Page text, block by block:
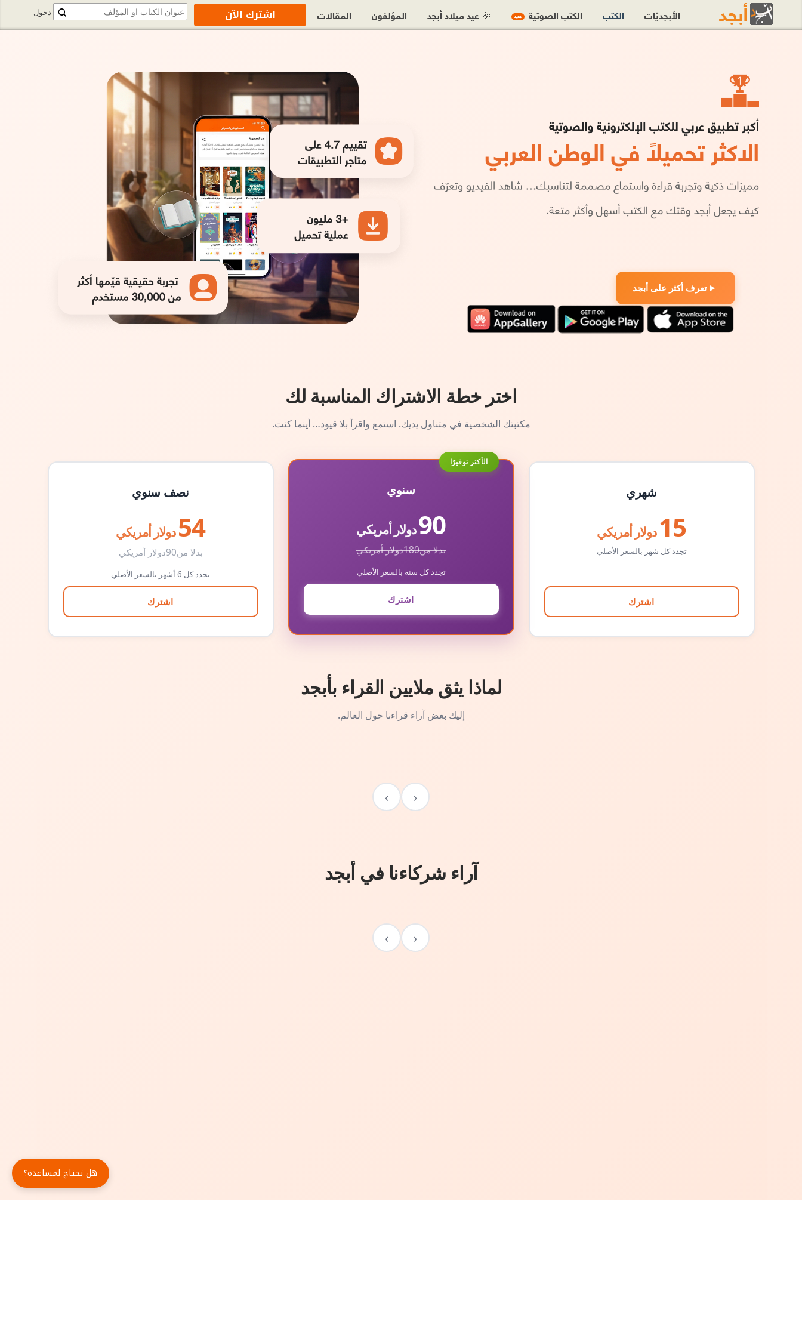
تعرف أكثر على أبجد
اختر خطة الاشتراك المناسبة لك
مكتبتك الشخصية في متناول يديك. استمع واقرأ بلا قيود… أينما كنت.
شهري
15 دولار أمريكي
تجدد كل شهر بالسعر الأصلي
اشترك
الأكثر توفيرًا
سنوي
90دولار أمريكي
بدلا من180دولار أمريكي
تجدد كل سنة بالسعر الأصلي
اشترك
نصف سنوي
54 دولار أمريكي
بدلا من90دولار أمريكي
تجدد كل 6 أشهر بالسعر الأصلي
اشترك
لماذا يثق ملايين القراء بأبجد
إليك بعض آراء قراءنا حول العالم.
‹
›
آراء شركاءنا في أبجد
‹
›
دخول الأبجديّات الكتب الكتب الصوتية جديد 🎉 عيد ميلاد أبجد المؤلفون المقالات اشترك الآن
هل تحتاج لمساعدة؟